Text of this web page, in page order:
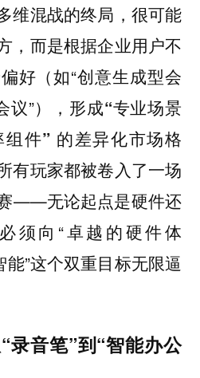
维混战的终局，很可能
，而是根据企业用户不
好（如“创意生成型会
议”），形成“专业场景
件” 的差异化市场格
有玩家都被卷入了一场
——无论起点是硬件还
须向“卓越的硬件体
能”这个双重目标无限逼
录音笔”到“智能办公